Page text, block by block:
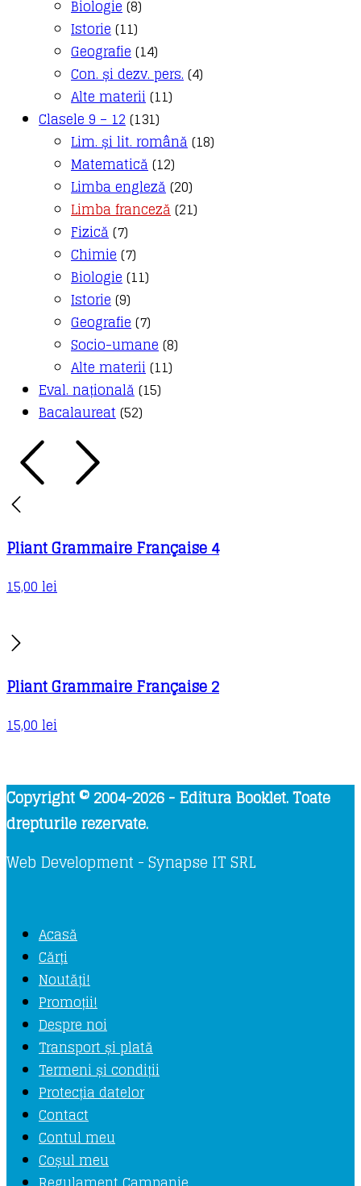
Biologie(8)
Istorie(11)
Geografie(14)
Con. și dezv. pers.(4)
Alte materii(11)
Clasele 9 – 12(131)
Lim. și lit. română(18)
Matematică(12)
Limba engleză(20)
Limba franceză(21)
Fizică(7)
Chimie(7)
Biologie(11)
Istorie(9)
Geografie(7)
Socio-umane(8)
Alte materii(11)
Eval. națională(15)
Bacalaureat(52)
Pliant Grammaire Française 4
15,00lei
Pliant Grammaire Française 2
15,00lei
Copyright © 2004-2026 - Editura Booklet. Toate
drepturile rezervate.
Web Development - Synapse IT SRL
Acasă
Cărți
Noutăți!
Promoții!
Despre noi
Transport și plată
Termeni și condiții
Protecția datelor
Contact
Contul meu
Coșul meu